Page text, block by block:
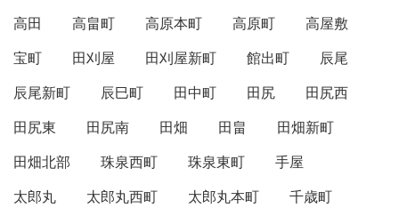
高田
高畠町 高原本町 高原町
高屋敷
宝町
田刈屋 田刈屋新町 館出町
辰尾
辰尾新町
辰巳町 田中町 田尻
田尻西
田尻東
田尻南 田畑 田畠
田畑新町
田畑北部
珠泉西町 珠泉東町
手屋
太郎丸
太郎丸西町 太郎丸本町
千歳町